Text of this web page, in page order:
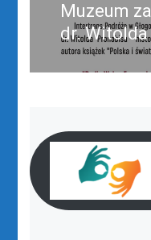
Następny
post:
Muzeum
dr.